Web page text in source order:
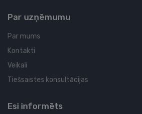
Par uzņēmumu
Par mums
Kontakti
Veikali
Tiešsaistes konsultācijas
Esi informēts